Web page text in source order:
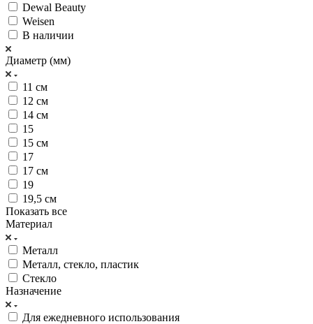
Dewal Beauty
Weisen
В наличии
Диаметр (мм)
11 см
12 см
14 см
15
15 см
17
17 см
19
19,5 см
Показать все
Материал
Металл
Металл, стекло, пластик
Стекло
Назначение
Для ежедневного использования